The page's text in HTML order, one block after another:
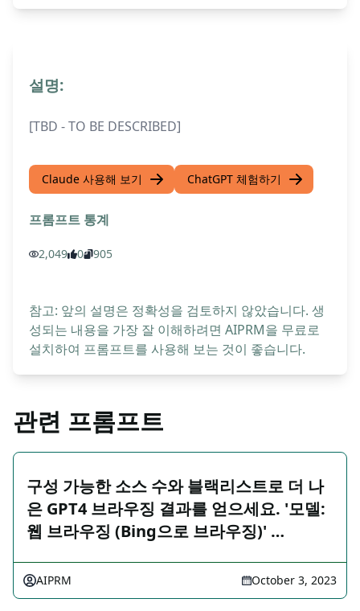
설명:
[TBD - TO BE DESCRIBED]
Claude 사용해 보기 ChatGPT 체험하기
프롬프트 통계
2,049 0 905
참고: 앞의 설명은 정확성을 검토하지 않았습니다. 생
성되는 내용을 가장 잘 이해하려면 AIPRM을 무료로
설치하여 프롬프트를 사용해 보는 것이 좋습니다.
관련 프롬프트
구성 가능한 소스 수와 블랙리스트로 더 나
은 GPT4 브라우징 결과를 얻으세요. '모델:
웹 브라우징 (Bing으로 브라우징)' …
AIPRM October 3, 2023